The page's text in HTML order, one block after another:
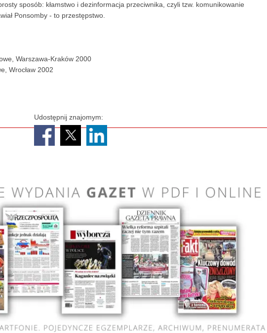
sposób: kłamstwo i dezinformacja przeciwnika, czyli tzw. komunikowanie
Ponsomby - to przestępstwo.
Warszawa-Kraków 2000
Wrocław 2002
Udostępnij znajomym: